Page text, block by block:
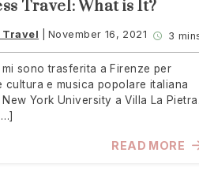
Travel: What is It?
Travel November 16, 2021 3
mi sono trasferita a Firenze per
cultura e musica popolare italiana
York University a Villa La Pietra.
READ MORE